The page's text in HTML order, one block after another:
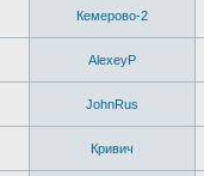
Кемерово-2
AlexeyP
JohnRus
Кривич